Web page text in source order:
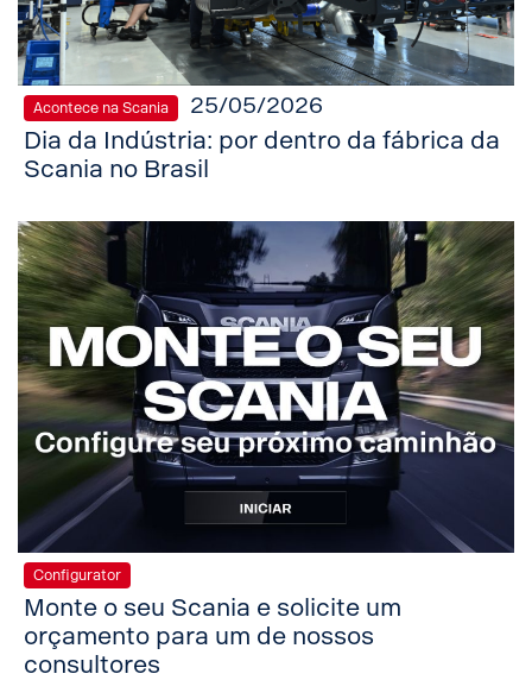
Acontece na Scania 25/05/2026
Dia da Indústria: por dentro da fábrica da
Scania no Brasil
Configurator
Monte o seu Scania e solicite um
orçamento para um de nossos
consultores